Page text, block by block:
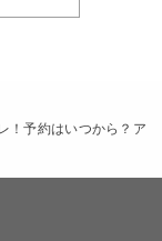
！予約はいつから？ア